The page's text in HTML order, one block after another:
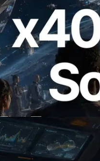
Solana RPC —
der KI-Agenten